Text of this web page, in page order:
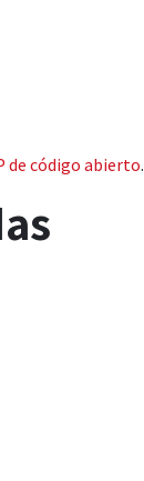
de código abierto.